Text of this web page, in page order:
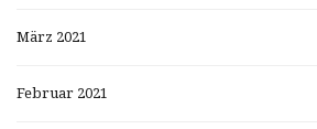
März 2021
Februar 2021